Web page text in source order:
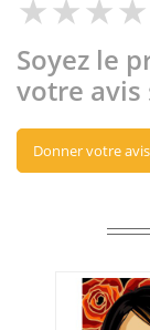
Soyez le
votre avis
Donner votre avis